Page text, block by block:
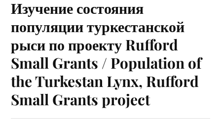
Изучение состояния
популяции туркестанской
рыси по проекту Rufford
Small Grants / Population of
the Turkestan Lynx, Rufford
Small Grants project